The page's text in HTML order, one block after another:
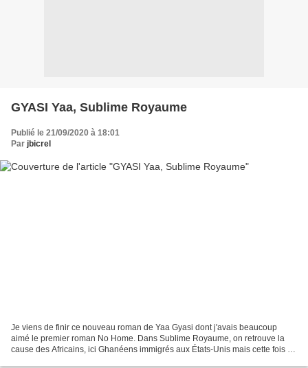
GYASI Yaa, Sublime Royaume
Publié le 21/09/2020 à 18:01
Par jbicrel
Je viens de finir ce nouveau roman de Yaa Gyasi dont j'avais beaucoup
aimé le premier roman No Home. Dans Sublime Royaume, on retrouve la
cause des Africains, ici Ghanéens immigrés aux États-Unis mais cette fois à